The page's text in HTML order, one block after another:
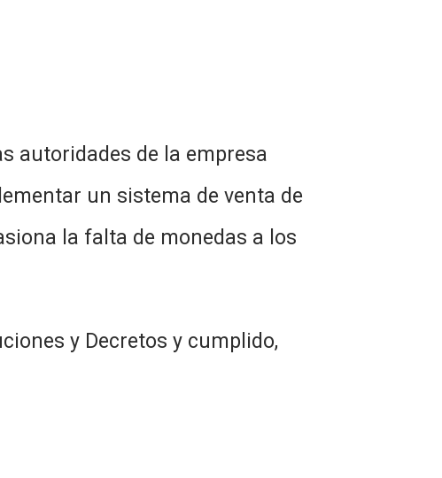
autoridades de la empresa
un sistema de venta de
la falta de monedas a los
y Decretos y cumplido,